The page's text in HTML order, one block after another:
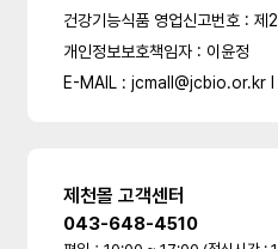
건강기능식품 영업신고번호 :
개인정보보호책임자 : 이윤정
E-MAIL :
제천몰 고객센터
043-648-4510